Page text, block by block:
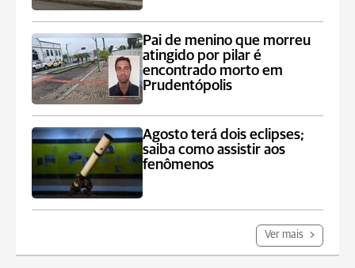
Pai de menino que morreu
atingido por pilar é
encontrado morto em
Prudentópolis
Agosto terá dois eclipses;
saiba como assistir aos
fenômenos
Ver mais